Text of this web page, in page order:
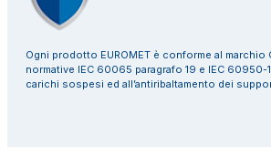
Ogni prodotto EUROMET è conforme al
normative IEC 60065 paragrafo 19 e IEC 60950-
carichi sospesi ed all’antiribaltamento dei